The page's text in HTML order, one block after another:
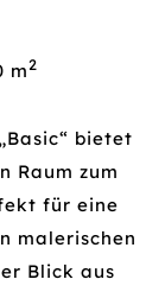
m2
bietet
Raum zum
für eine
malerischen
Blick aus